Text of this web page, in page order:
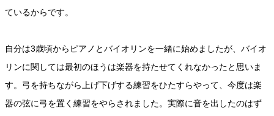
ているからです。
自分は3歳頃からピアノとバイオリンを一緒に始めましたが、バイオ
リンに関しては最初のほうは楽器を持たせてくれなかったと思いま
す。弓を持ちながら上げ下げする練習をひたすらやって、今度は楽
器の弦に弓を置く練習をやらされました。実際に音を出したのはず